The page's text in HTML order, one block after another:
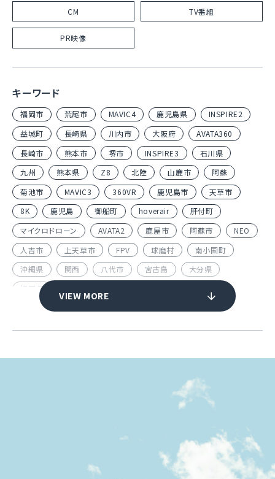
CM TV番組
PR映像
キーワード
福岡市 荒尾市 MAVIC4 鹿児島県
INSPIRE2
益城町
長崎県 川内市 大阪府
AVATA360
長崎市
熊本市 堺市 INSPIRE3
石川県
九州
熊本県 Z8 北陸 山鹿市
阿蘇
菊池市
MAVIC3 360VR 鹿児島市
天草市
8K
鹿児島 御船町 hoverair
肝付町
マイクロドローン
AVATA2 鹿屋市 阿蘇市
NEO
人吉市
上天草市 FPV 球磨村
南小国町
沖縄県
関西 八代市 宮古島
大分県
福岡県
VIEW MORE